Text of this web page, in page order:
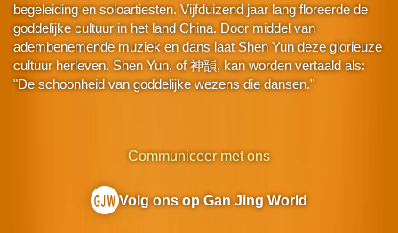
begeleiding en soloartiesten. Vijfduizend jaar lang floreerde de
goddelijke cultuur in het land China. Door middel van
adembenemende muziek en dans laat Shen Yun deze glorieuze
cultuur herleven. Shen Yun, of 神韻, kan worden vertaald als:
"De schoonheid van goddelijke wezens die dansen."
Communiceer met ons
Volg ons op Gan Jing World